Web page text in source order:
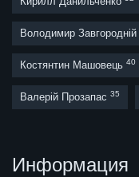
Володимир Завгородній
Костянтин Машовець 40
Валерій Прозапас 35
Информация